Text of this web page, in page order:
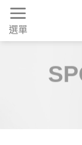
Skip
content
選單
UV100